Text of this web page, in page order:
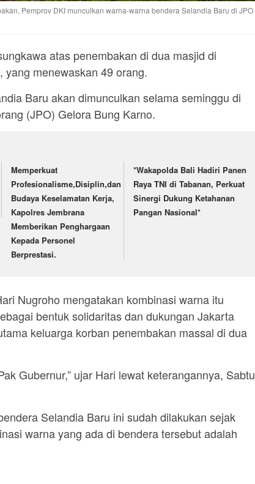
Pemprov DKI munculkan warna-warna bendera Selandia Baru di JPO
atas penembakan di dua masjid di
yang menewaskan 49 orang.
Baru akan dimunculkan selama seminggu di
(JPO) Gelora Bung Karno.
Memperkuat
Profesionalisme,Disiplin,dan
Budaya Keselamatan Kerja,
Kapolres Jembrana
Memberikan Penghargaan
Kepada Personel
Berprestasi.
*Wakapolda Bali Hadiri Panen
Raya TNI di Tabanan, Perkuat
Sinergi Dukung Ketahanan
Pangan Nasional*
Nugroho mengatakan kombinasi warna itu
bentuk solidaritas dan dukungan Jakarta
keluarga korban penembakan massal di dua
Gubernur,” ujar Hari lewat keterangannya, Sabtu
Selandia Baru ini sudah dilakukan sejak
warna yang ada di bendera tersebut adalah